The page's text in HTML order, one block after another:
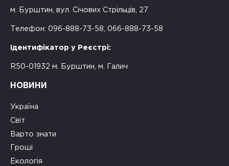
м. Бурштин, вул. Січових Стрільців, 27
Телефон: 096-888-73-58, 066-888-73-58
Ідентифікатор у Реєстрі:
R50-01932 м. Бурштин, м. Галич
НОВИНИ
Україна
Світ
Варто знати
Гроші
Екологія